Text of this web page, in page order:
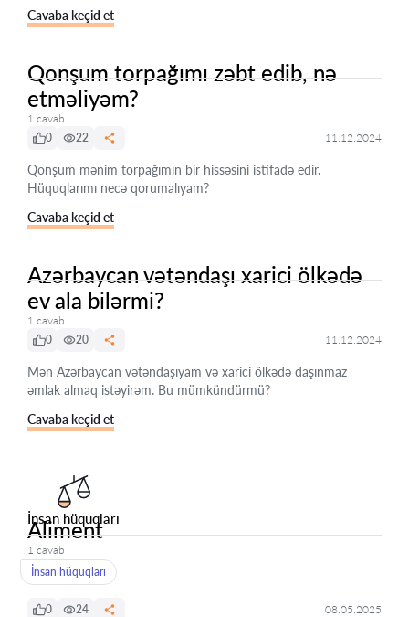
Cavaba keçid et
Qonşum torpağımı zəbt edib, nə
etməliyəm?
1 cavab
0
22 11.12.2024
Qonşum mənim torpağımın bir hissəsini istifadə edir.
Hüquqlarımı necə qorumalıyam?
Cavaba keçid et
Azərbaycan vətəndaşı xarici ölkədə
ev ala bilərmi?
1 cavab
0
20 11.12.2024
Mən Azərbaycan vətəndaşıyam və xarici ölkədə daşınmaz
əmlak almaq istəyirəm. Bu mümkündürmü?
Cavaba keçid et
İnsan hüquqları
Aliment
1 cavab
İnsan hüquqları
0 24 08.05.2025